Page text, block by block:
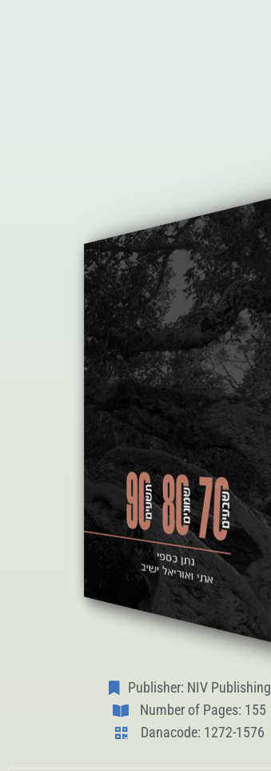
Publisher: NIV Publishing
Number of Pages: 155
Danacode: 1272-1576